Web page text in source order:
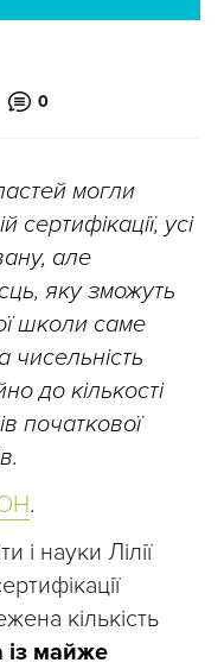
0
могли
сертифікації, усі
але
яку зможуть
школи саме
чисельність
до кількості
початкової
.
і науки Лілії
кількість
із майже